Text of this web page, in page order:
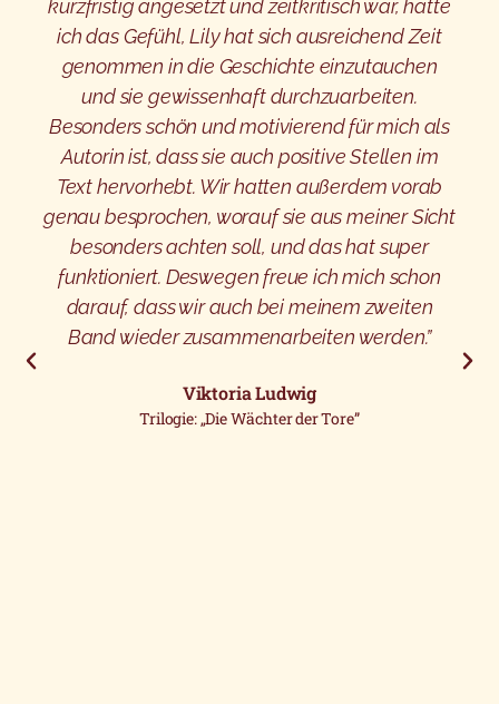
kurzfristig angesetzt und zeitkritisch war, hatte
ich das Gefühl, Lily hat sich ausreichend Zeit
genommen in die Geschichte einzutauchen
und sie gewissenhaft durchzuarbeiten.
Besonders schön und motivierend für mich als
Autorin ist, dass sie auch positive Stellen im
Text hervorhebt. Wir hatten außerdem vorab
genau besprochen, worauf sie aus meiner Sicht
besonders achten soll, und das hat super
funktioniert. Deswegen freue ich mich schon
darauf, dass wir auch bei meinem zweiten
Band wieder zusammenarbeiten werden.”
Viktoria Ludwig
Trilogie: „Die Wächter der Tore”